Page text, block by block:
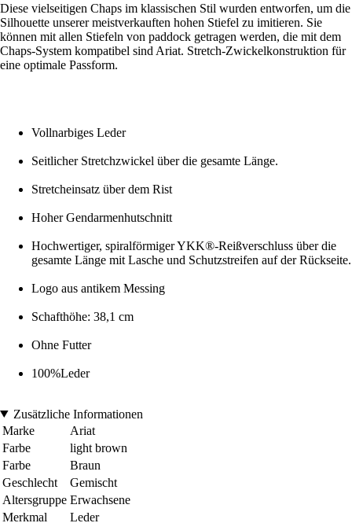
Diese vielseitigen Chaps im klassischen Stil wurden entworfen, um die
Silhouette unserer meistverkauften hohen Stiefel zu imitieren. Sie
können mit allen Stiefeln von paddock getragen werden, die mit dem
Chaps-System kompatibel sind Ariat. Stretch-Zwickelkonstruktion für
eine optimale Passform.
Vollnarbiges Leder
Seitlicher Stretchzwickel über die gesamte Länge.
Stretcheinsatz über dem Rist
Hoher Gendarmenhutschnitt
Hochwertiger, spiralförmiger YKK®-Reißverschluss über die
gesamte Länge mit Lasche und Schutzstreifen auf der Rückseite.
Logo aus antikem Messing
Schafthöhe: 38,1 cm
Ohne Futter
100%Leder
Zusätzliche Informationen
Marke
Ariat
Farbe
light brown
Farbe
Braun
Geschlecht
Gemischt
Altersgruppe Erwachsene
Merkmal
Leder